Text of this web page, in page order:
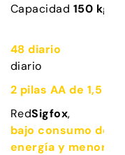
Capacidad 150 kg
48 diario
diario
2 pilas AA de 1,5 V
RedSigfox,
bajo consumo de
energía y menores